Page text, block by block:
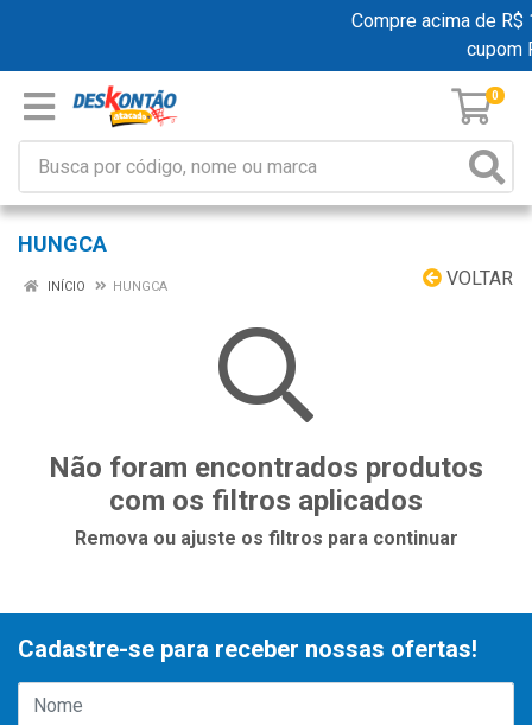
Compre acima de R$
cupom
0
HUNGCA
VOLTAR
INÍCIO HUNGCA
Não foram encontrados produtos
com os filtros aplicados
Remova ou ajuste os filtros para continuar
Cadastre-se para receber nossas ofertas!